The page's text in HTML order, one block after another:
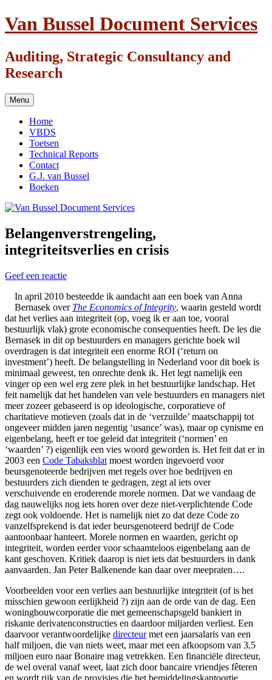
Ga
naar
inhoud
Van Bussel Document Services
Auditing, Strategic Consultancy and
Research
Menu
Home
VBDS
Toetsen
Technical Reports
Contact
G.J. van Bussel
Boeken
Belangenverstrengeling,
integriteitsverlies en crisis
Geef een reactie
In april 2010 besteedde ik aandacht aan een boek van Anna
Bernasek over The Economics of Integrity, waarin gesteld wordt
dat het verlies aan integriteit (op, voeg ik er aan toe, vooral
bestuurlijk vlak) grote economische consequenties heeft. De les die
Bernasek in dit op bestuurders en managers gerichte boek wil
overdragen is dat integriteit een enorme ROI (‘return on
investment’) heeft. De belangstelling in Nederland voor dit boek is
minimaal geweest, ten onrechte denk ik. Het legt namelijk een
vinger op een wel erg zere plek in het bestuurlijke landschap. Het
feit namelijk dat het handelen van vele bestuurders en managers niet
meer zozeer gebaseerd is op ideologische, corporatieve of
charitatieve motieven (zoals dat in de ‘verzuilde’ maatschappij tot
ongeveer midden jaren negentig ‘usance’ was), maar op cynisme en
eigenbelang, heeft er toe geleid dat integriteit (‘normen’ en
‘waarden’ ?) eigenlijk een vies woord geworden is. Het feit dat er in
2003 een Code Tabaksblat moest worden ingevoerd voor
beursgenoteerde bedrijven met regels over hoe bedrijven en
bestuurders zich dienden te gedragen, zegt al iets over
verschuivende en eroderende morele normen. Dat we vandaag de
dag nauwelijks nog iets horen over deze niet-verplichtende Code
zegt ook voldoende. Het is namelijk niet zo dat deze Code zo
vanzelfsprekend is dat ieder beursgenoteerd bedrijf de Code
aantoonbaar hanteert. Morele normen en waarden, gericht op
integriteit, worden eerder voor schaamteloos eigenbelang aan de
kant geschoven. Kritiek daarop is niet iets dat bestuurders in dank
aanvaarden. Jan Peter Balkenende kan daar over meepraten….
Voorbeelden voor een verlies aan bestuurlijke integriteit (of is het
misschien gewoon eerlijkheid ?) zijn aan de orde van de dag. Een
woningbouwcorporatie die met gemeenschapsgeld bankiert in
riskante derivatenconstructies en daardoor miljarden verliest. Een
daarvoor verantwoordelijke directeurmet een jaarsalaris van een
half miljoen, die van niets weet, maar met een afkoopsom van 3,5
miljoen euro naar Bonaire mag vetrekken. Een financiële directeur,
de wel overal vanaf weet, laat zich door bancaire vriendjes fêteren
en wordt rijk van de provisies die het bemiddelingskantoortje